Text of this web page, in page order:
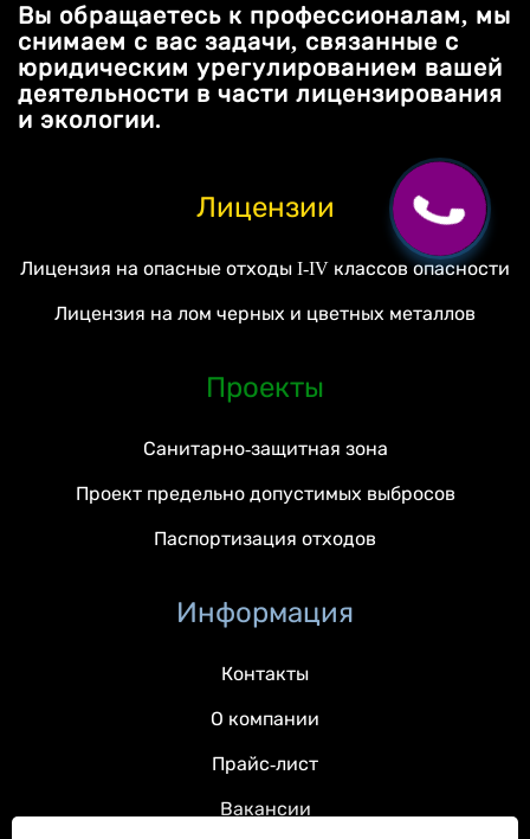
Вы обращаетесь к профессионалам, мы
снимаем с вас задачи, связанные с
юридическим урегулированием вашей
деятельности в части лицензирования
и экологии.
Лицензии
Лицензия на опасные отходы I-IV классов опасности
Лицензия на лом черных и цветных металлов
Проекты
Санитарно-защитная зона
Проект предельно допустимых выбросов
Паспортизация отходов
Информация
Контакты
О компании
Прайс-лист
Вакансии